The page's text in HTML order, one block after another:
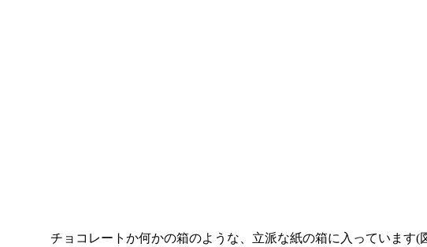
チョコレートか何かの箱のような、立派な紙の箱に入っています(